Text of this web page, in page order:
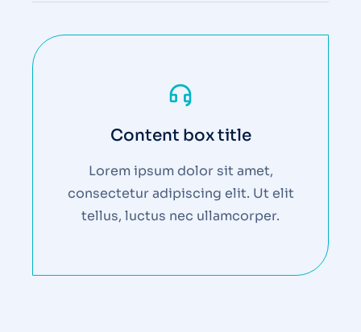
Content box title
Lorem ipsum dolor sit amet,
consectetur adipiscing elit. Ut elit
tellus, luctus nec ullamcorper.